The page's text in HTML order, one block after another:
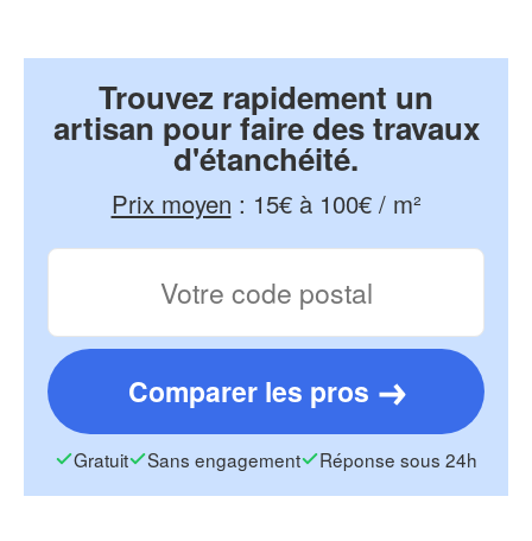
Trouvez rapidement un
artisan pour faire des travaux
d'étanchéité.
Prix moyen : 15€ à 100€ / m²
Comparer les pros
Gratuit Sans engagement Réponse sous 24h